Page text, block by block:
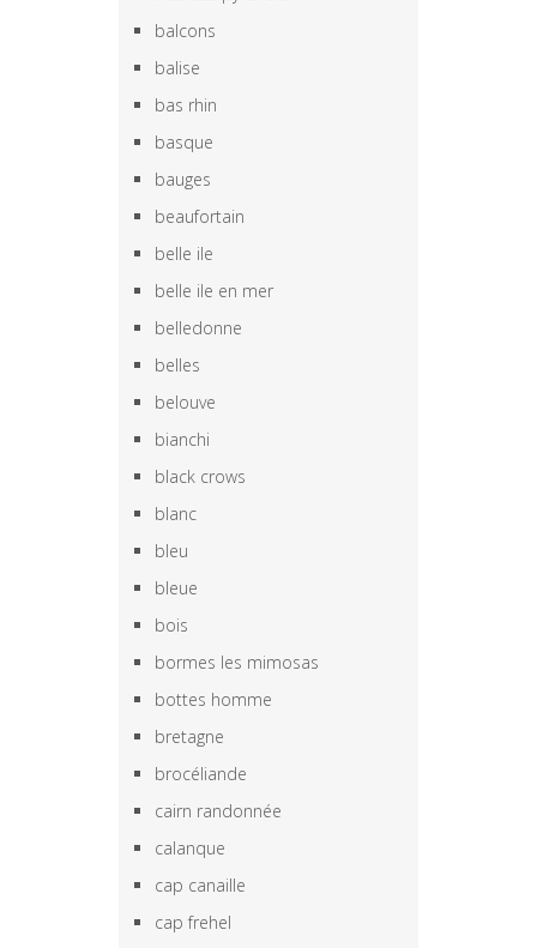
balcons
balise
bas rhin
basque
bauges
beaufortain
belle ile
belle ile en mer
belledonne
belles
belouve
bianchi
black crows
blanc
bleu
bleue
bois
bormes les mimosas
bottes homme
bretagne
brocéliande
cairn randonnée
calanque
cap canaille
cap frehel